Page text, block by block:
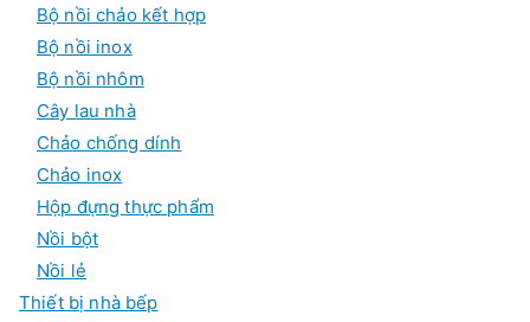
Bộ nồi chảo kết hợp
Bộ nồi inox
Bộ nồi nhôm
Cây lau nhà
Chảo chống dính
Chảo inox
Hộp đựng thực phẩm
Nồi bột
Nồi lẻ
Thiết bị nhà bếp